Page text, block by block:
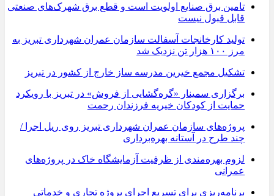
تامین برق صنایع اولویت است و قطع برق شهرک‌های صنعتی
قابل قبول نیست
تولید کارخانجات آسفالت سازمان عمران شهرداری تبریز به
مرز ۱۰۰ هزار تن نزدیک شد
تشکیل مجمع خیرین مدرسه ‌ساز خارج از کشور در تبریز
برگزاری سمینار «گره‌گشایی از فروش» در تبریز با رویکرد
حمایت از کودکان خیریه فرزندان رحمت
پروژه‌های سازمان عمران شهرداری تبریز روی ریل اجرا /
چند طرح در آستانه بهره‌برداری
لزوم بهره‌مندی از ظرفیت آزمایشگاه خاک در پروژه‌های
عمرانی
برنامه‌ریزی برای تسریع اجرای پروژه تجاری و خدماتی